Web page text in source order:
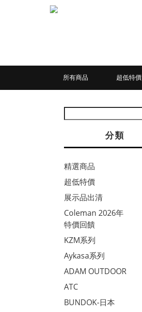
所有商品 超低特價
分類
精選商品
超低特價
展示品出清
Coleman 2026年
特價回饋
KZM系列
Aykasa系列
ADAM OUTDOOR
ATC
BUNDOK-日本